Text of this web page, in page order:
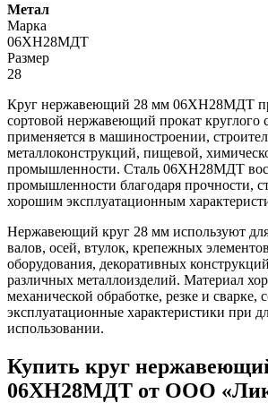
Метал
Марка
06ХН28МДТ
Размер
28
Круг нержавеющий 28 мм 06ХН28МДТ
сортовой нержавеющий прокат круглого
применяется в машиностроении,
металлоконструкций, пищевой,
промышленности. Сталь 06ХН28МДТ
промышленности благодаря прочности,
хорошим эксплуатационным
Нержавеющий круг 28 мм используют
валов, осей, втулок, крепежных
оборудования, декоративных
различных металлоизделий. Материал
механической обработке, резке и сварке,
эксплуатационные характеристики при
использовании.
Купить круг
06ХН28МДТ от ООО